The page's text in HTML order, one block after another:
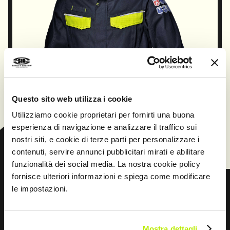
Questo sito web utilizza i cookie
Utilizziamo cookie proprietari per fornirti una buona
esperienza di navigazione e analizzare il traffico sui
nostri siti, e cookie di terze parti per personalizzare i
contenuti, servire annunci pubblicitari mirati e abilitare
funzionalità dei social media. La nostra cookie policy
fornisce ulteriori informazioni e spiega come modificare
le impostazioni.
migliorandone la sicurezza durante l'attività
lavorativa.
IN CORSO DI CERTIFICAZIONE
Regolamento (UE) 2016/425 e successive
modifiche.
CONTINUA